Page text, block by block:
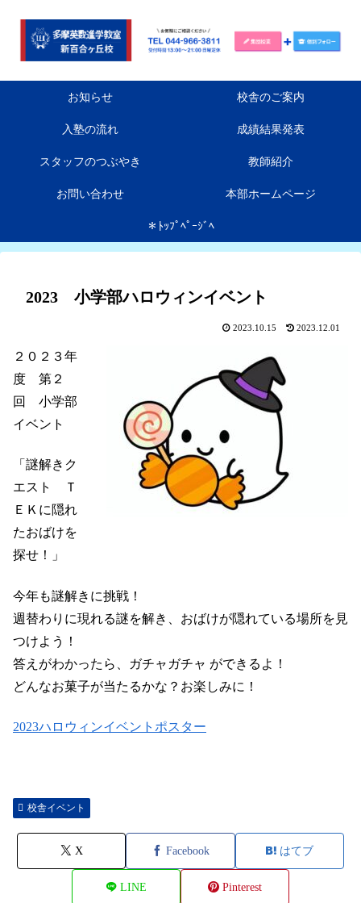
お知らせ 校舎のご案内
入塾の流れ 成績結果発表
スタッフのつぶやき 教師紹介
お問い合わせ 本部ホームページ
＊ﾄｯﾌﾟﾍﾟｰｼﾞﾍ
2023 小学部ハロウィンイベント
2023.10.15 2023.12.01
２０２３年
度 第２
回 小学部
イベント
「謎解きク
エスト Ｔ
ＥＫに隠れ
たおばけを
探せ！」
今年も謎解きに挑戦！
週替わりに現れる謎を解き、おばけが隠れている場所を見
つけよう！
答えがわかったら、ガチャガチャ ができるよ！
どんなお菓子が当たるかな？お楽しみに！
2023ハロウィンイベントポスター
校舎イベント
X Facebook はてブ
LINE Pinterest